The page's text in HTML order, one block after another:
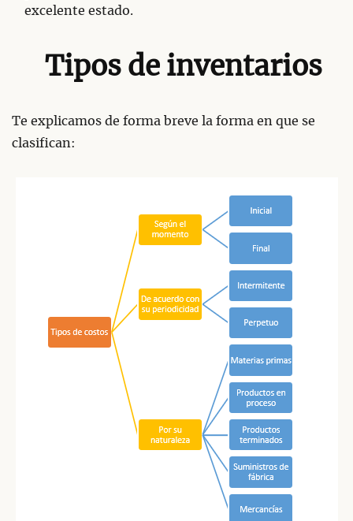
excelente estado.
Tipos de inventarios
Te explicamos de forma breve la forma en que se
clasifican: